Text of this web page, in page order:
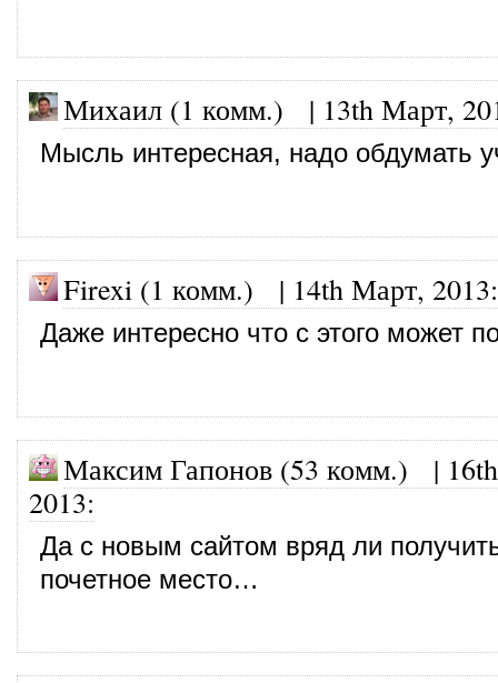
Михаил (1 комм.) | 13th Март,
Мысль интересная, надо обдумать
Firexi (1 комм.) | 14th Март, 2013:
Даже интересно что с этого может
Максим Гапонов (53 комм.) |
2013:
Да с новым сайтом вряд ли
почетное место…